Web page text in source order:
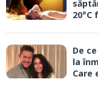
De
la
Care